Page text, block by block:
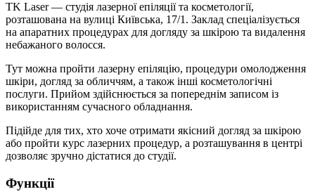
TK Laser — студія лазерної епіляції та косметології,
розташована на вулиці Київська, 17/1. Заклад спеціалізується
на апаратних процедурах для догляду за шкірою та видалення
небажаного волосся.
Тут можна пройти лазерну епіляцію, процедури омолодження
шкіри, догляд за обличчям, а також інші косметологічні
послуги. Прийом здійснюється за попереднім записом із
використанням сучасного обладнання.
Підійде для тих, хто хоче отримати якісний догляд за шкірою
або пройти курс лазерних процедур, а розташування в центрі
дозволяє зручно дістатися до студії.
Функції